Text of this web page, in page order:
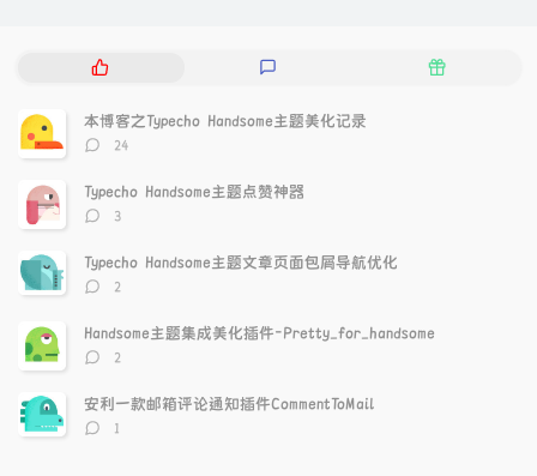
热
文
章
评
随
本博客之Typecho Handsome主题美化记录
评
数：
24
Typecho Handsome主题点赞神器
评
数：
3
Typecho Handsome主题文章页面包屑导航优化
评
数：
2
Handsome主题集成美化插件-Pretty_for_handsome
评
数：
2
安利一款邮箱评论通知插件CommentToMail
评1